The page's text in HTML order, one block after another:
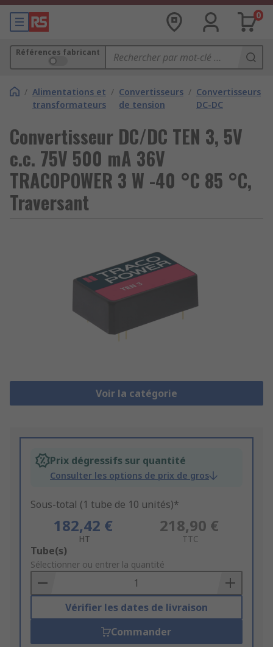
0
Références fabricant
/ Alimentations et
transformateurs
/ Convertisseurs
de tension
/ Convertisseurs
DC-DC
Convertisseur DC/DC TEN 3, 5V
c.c. 75V 500 mA 36V
TRACOPOWER 3 W -40 °C 85 °C,
Traversant
Voir la catégorie
Prix dégressifs sur quantité
Consulter les options de prix de gros
Sous-total (1 tube de 10 unités)*
182,42 €
HT
218,90 €
TTC
Add
to
Basket
Tube(s)
Sélectionner ou entrer la quantité
Vérifier les dates de livraison
Commander